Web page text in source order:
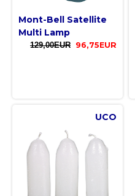
Mont-Bell Satellite
Multi Lamp
129,00EUR 96,75EUR
UCO